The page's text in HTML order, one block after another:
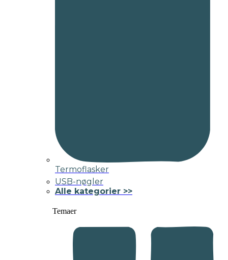
Termoflasker
USB-nøgler
Alle kategorier >>
Temaer